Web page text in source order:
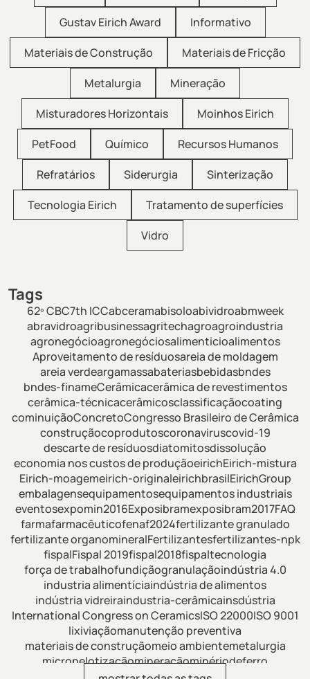
Gustav Eirich Award
Informativo
Materiais de Construção
Materiais de Fricção
Metalurgia
Mineração
Misturadores Horizontais
Moinhos Eirich
PetFood
Químico
Recursos Humanos
Refratários
Siderurgia
Sinterização
Tecnologia Eirich
Tratamento de superfícies
Vidro
Tags
62º CBC7th ICCabceramabisoloabividroabmweek
abravidroagribusinessagritechagroagroindustria
agronegócioagronegóciosalimenticioalimentos
Aproveitamento de resíduosareia de moldagem
areia verdeargamassabateriasbebidasbndes
bndes-finameCerâmicacerâmica de revestimentos
cerâmica-técnicacerâmicosclassificaçãocoating
cominuiçãoConcretoCongresso Brasileiro de Cerâmica
construçãocoprodutoscoronaviruscovid-19
descarte de resíduosdiatomitosdissolução
economia nos custos de produçãoeirichEirich-mistura
Eirich-moagemeirich-originaleirichbrasilEirichGroup
embalagensequipamentosequipamentos industriais
eventosexpomin2016Exposibramexposibram2017FAQ
farmafarmacêuticofenaf2024fertilizante granulado
fertilizante organomineralFertilizantesfertilizantes-npk
fispalFispal 2019fispal2018fispaltecnologia
força de trabalhofundiçãogranulaçãoindústria 4.0
industria alimentíciaindústria de alimentos
indústria vidreiraindustria-cerâmicainsdústria
International Congress on CeramicsISO 22000ISO 9001
lixiviaçãomanutenção preventiva
materiais de construçãomeio ambientemetalurgia
micropelotizaçãomineraçãominériodeferro